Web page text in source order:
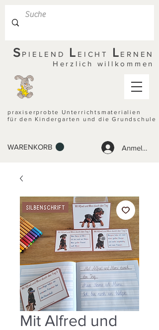
S PIELEND L EICHT L ERNEN
Herzlich willkommen
praxiserprobte Unterrichtsmaterialien
für den Kindergarten und die Grundschule
WARENKORB Anmelden
Mit Alfred und